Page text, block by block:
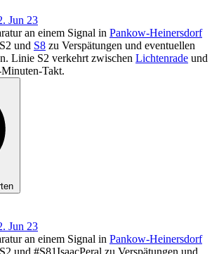
Jun 23
an einem Signal in Pankow-Heinersdorf
und S8 zu Verspätungen und eventuellen
Linie S2 verkehrt zwischen Lichtenrade und
Takt.
Jun 23
an einem Signal in Pankow-Heinersdorf
und #S81IsaacPeral zu Verspätungen und